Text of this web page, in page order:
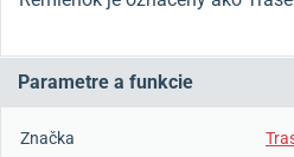
Parametre a funkcie
Značka